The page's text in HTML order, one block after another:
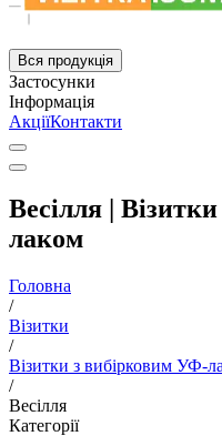
Вся продукція
Застосунки
Інформація
АкціїКонтакти
Весілля |
лаком
Головна
/
Візитки
/
Візитки з вибірковим УФ-
/
Весілля
Категорії